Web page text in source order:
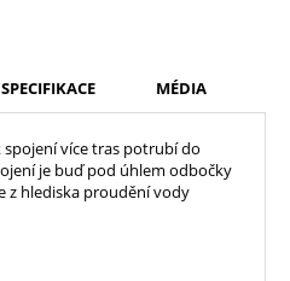
MÉDIA
spojení více tras potrubí do
je buď pod úhlem odbočky
z hlediska proudění vody